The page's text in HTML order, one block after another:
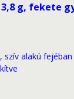
g, fekete
szív alakú